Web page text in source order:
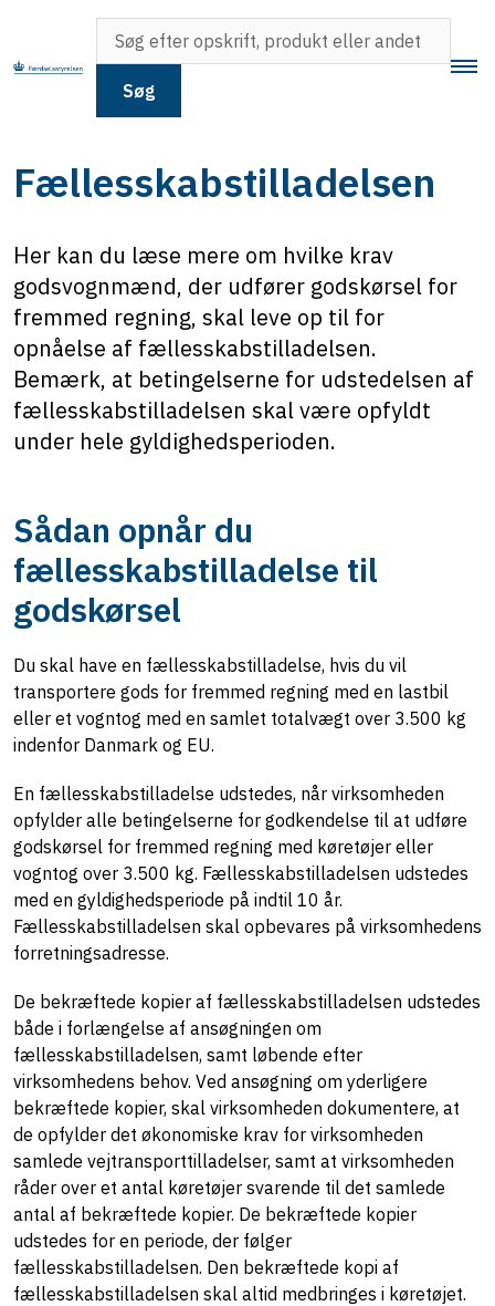
Søg
Fællesskabstilladelsen
Her kan du læse mere om hvilke krav
godsvognmænd, der udfører godskørsel for
fremmed regning, skal leve op til for
opnåelse af fællesskabstilladelsen.
Bemærk, at betingelserne for udstedelsen af
fællesskabstilladelsen skal være opfyldt
under hele gyldighedsperioden.
Sådan opnår du
fællesskabstilladelse til
godskørsel
Du skal have en fællesskabstilladelse, hvis du vil
transportere gods for fremmed regning med en lastbil
eller et vogntog med en samlet totalvægt over 3.500 kg
indenfor Danmark og EU.
En fællesskabstilladelse udstedes, når virksomheden
opfylder alle betingelserne for godkendelse til at udføre
godskørsel for fremmed regning med køretøjer eller
vogntog over 3.500 kg. Fællesskabstilladelsen udstedes
med en gyldighedsperiode på indtil 10 år.
Fællesskabstilladelsen skal opbevares på virksomhedens
forretningsadresse.
De bekræftede kopier af fællesskabstilladelsen udstedes
både i forlængelse af ansøgningen om
fællesskabstilladelsen, samt løbende efter
virksomhedens behov. Ved ansøgning om yderligere
bekræftede kopier, skal virksomheden dokumentere, at
de opfylder det økonomiske krav for virksomheden
samlede vejtransporttilladelser, samt at virksomheden
råder over et antal køretøjer svarende til det samlede
antal af bekræftede kopier. De bekræftede kopier
udstedes for en periode, der følger
fællesskabstilladelsen. Den bekræftede kopi af
fællesskabstilladelsen skal altid medbringes i køretøjet.